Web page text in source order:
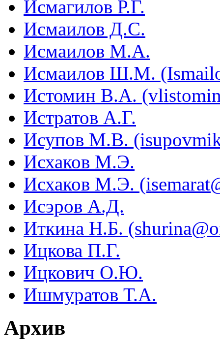
Исмагилов Р.Г.
Исмаилов Д.С.
Исмаилов М.А.
Исмаилов Ш.М.
Истомин В.А.
Истратов А.Г.
Исупов М.В.
Исхаков М.Э.
Исхаков М.Э.
Исэров А.Д.
Иткина Н.Б.
Ицкова П.Г.
Ицкович О.Ю.
Ишмуратов Т.А.
Архив